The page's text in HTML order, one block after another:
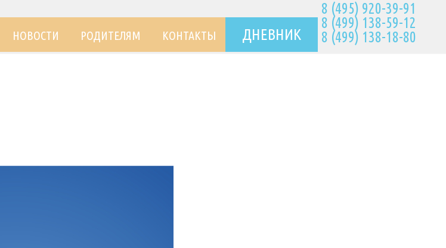
8 (495) 920-39-91
8 (499) 138-59-12
8 (499) 138-18-80
НОВОСТИ РОДИТЕЛЯМ КОНТАКТЫ ДНЕВНИК